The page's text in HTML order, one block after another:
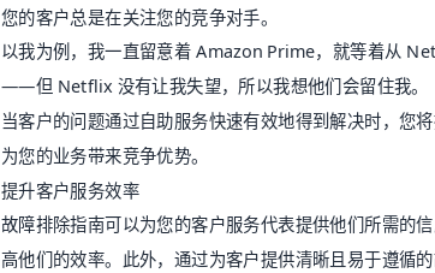
您的客户总是在关注您的竞争对手。
以我为例，我一直留意着 Amazon Prime，就等着从
——但 Netflix 没有让我失望，所以我想他们会留住我。
当客户的问题通过自助服务快速有效地得到解决时，
为您的业务带来竞争优势。
提升客户服务效率
故障排除指南可以为您的客户服务代表提供他们所需的
高他们的效率。此外，通过为客户提供清晰且易于遵循